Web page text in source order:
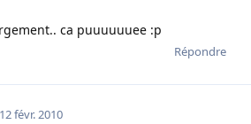
ca puuuuuuee :p
Répondre
12 févr. 2010